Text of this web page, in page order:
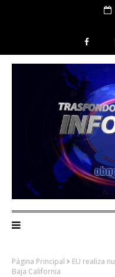
Página Principal
EU realiza
Baja California